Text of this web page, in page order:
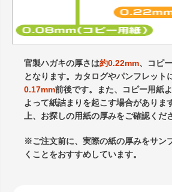
官製ハガキの厚さは約0.22mm、コピ
となります。カタログやパンフレット
0.17mm前後です。また、コピー用紙
よって紙詰まりを起こす場合がありま
上、お探しの用紙の厚みをご確認くだ
※ご注文前に、実際の紙の厚みをサン
くことをおすすめしています。